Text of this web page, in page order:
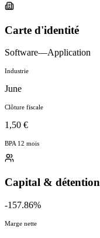
Carte d'identité
Software—Application
Industrie
June
Clôture fiscale
1,50 €
BPA 12 mois
Capital & détention
-157.86%
Marge nette